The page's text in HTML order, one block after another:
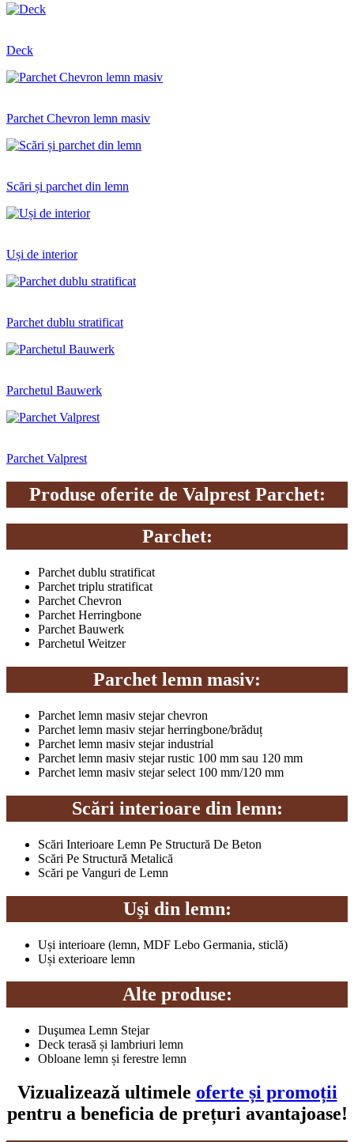
Deck
Parchet Chevron lemn masiv
Scări și parchet din lemn
Uși de interior
Parchet dublu stratificat
Parchetul Bauwerk
Parchet Valprest
Produse oferite de Valprest Parchet:
Parchet:
Parchet dublu stratificat
Parchet triplu stratificat
Parchet Chevron
Parchet Herringbone
Parchet Bauwerk
Parchetul Weitzer
Parchet lemn masiv:
Parchet lemn masiv stejar chevron
Parchet lemn masiv stejar herringbone/brăduț
Parchet lemn masiv stejar industrial
Parchet lemn masiv stejar rustic 100 mm sau 120 mm
Parchet lemn masiv stejar select 100 mm/120 mm
Scări interioare din lemn:
Scări Interioare Lemn Pe Structură De Beton
Scări Pe Structură Metalică
Scări pe Vanguri de Lemn
Uşi din lemn:
Uși interioare (lemn, MDF Lebo Germania, sticlă)
Uși exterioare lemn
Alte produse:
Duşumea Lemn Stejar
Deck terasă și lambriuri lemn
Obloane lemn și ferestre lemn
Vizualizează ultimele oferte și promoții
pentru a beneficia de prețuri avantajoase!